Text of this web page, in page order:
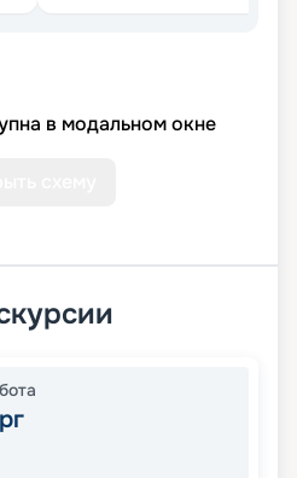
в модальном окне